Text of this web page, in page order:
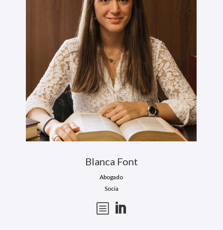
Blanca Font
Abogado
Socia
b 